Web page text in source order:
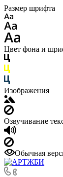
Размер шрифта
Цвет фона и
Изображения
Озвучивание
Обычная